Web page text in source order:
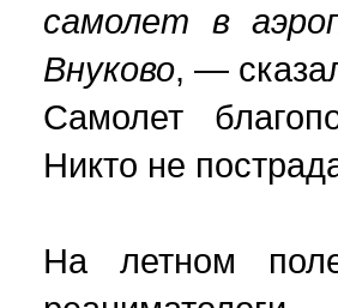
самолет в
Внуково, —
Самолет
Никто не
На летном